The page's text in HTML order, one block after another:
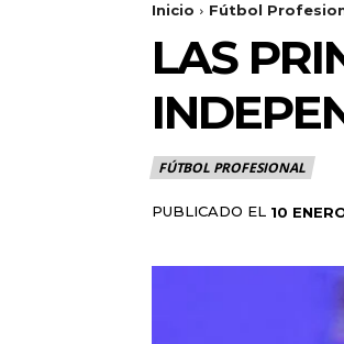
Inicio Fútbol
LAS
FÚTBOL PROFESIONAL
PUBLICADO EL 10